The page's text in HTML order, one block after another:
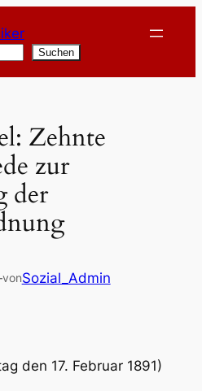
Suchen
Zehnte
zur
der
vonSozial_Admin
den 17. Februar 1891)